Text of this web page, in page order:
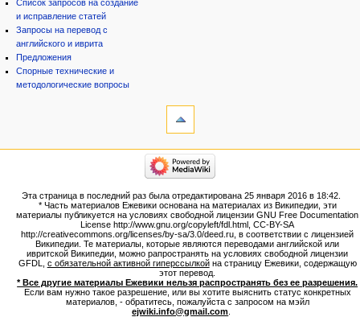
Список запросов на создание
и исправление статей
Запросы на перевод с
английского и иврита
Предложения
Спорные технические и
методологические вопросы
Версия
для
Постоянная
ссылка
Сведения
о странице
категории
Народ
Проекты
Проекты/Участники/
дополнения
Публикации:Авторы
Публикации:Статьи по типу
Темы
ежевиковый куст
ЕжеВиКа,Еврейская Вики-
Эта страница в последний раз была отредактирована 25 января 2016 в 18:42.
* Часть материалов Ежевики основана на материалах из Википедии, эти
материалы публикуется на условиях свободной лицензии GNU Free Documentation
License http://www.gnu.org/copyleft/fdl.html, CC-BY-SA
http://creativecommons.org/licenses/by-sa/3.0/deed.ru, в соответствии с лицензией
Википедии. Те материалы, которые являются переводами английской или
ивритской Википедии, можно рапространять на условиях свободной лицензии
GFDL, с обязательной активной гиперссылкойна страницу Ежевики, содержащую
этот перевод.
* Все другие материалы Ежевики нельзя распространять без ее разрешения.
Если вам нужно такое разрешение, или вы хотите выяснить статус конкретных
материалов, - обратитесь, пожалуйста с запросом на мэйл
ejwiki.info@gmail.com